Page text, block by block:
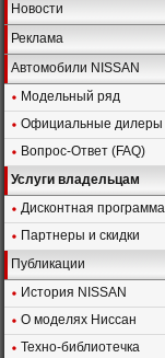
Новости
Реклама
Автомобили NISSAN
Модельный ряд
Официальные дилеры
Вопрос-Ответ (FAQ)
Услуги владельцам
Дисконтная программа
Партнеры и скидки
Публикации
История NISSAN
О моделях Ниссан
Техно-библиотечка